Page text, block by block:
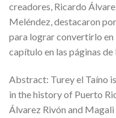
creadores, Ricardo
Meléndez, destacaron
para lograr convertirlo en
capítulo en las páginas
Abstract: Turey el Taíno
in the history of Puerto
Álvarez Rivón and